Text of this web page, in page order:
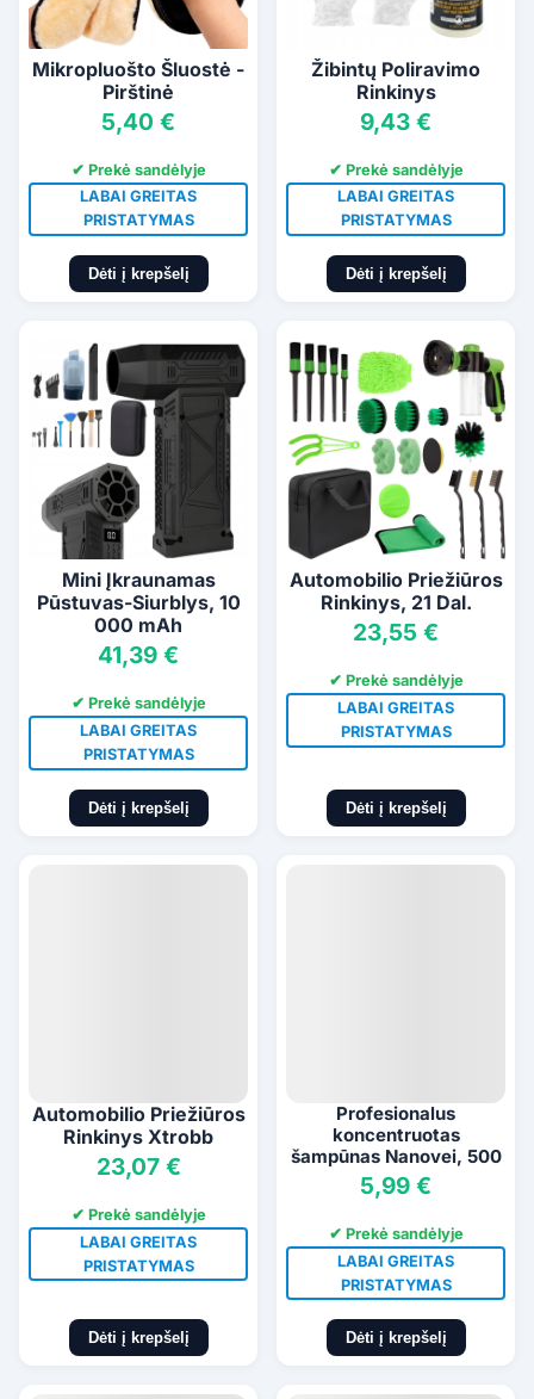
Mikropluošto Šluostė -
Pirštinė
5,40 €
✔ Prekė sandėlyje
LABAI GREITAS
PRISTATYMAS
Dėti į krepšelį
Žibintų Poliravimo
Rinkinys
9,43 €
✔ Prekė sandėlyje
LABAI GREITAS
PRISTATYMAS
Dėti į krepšelį
Mini Įkraunamas
Pūstuvas-Siurblys, 10
000 mAh
41,39 €
✔ Prekė sandėlyje
LABAI GREITAS
PRISTATYMAS
Dėti į krepšelį
Automobilio Priežiūros
Rinkinys, 21 Dal.
23,55 €
✔ Prekė sandėlyje
LABAI GREITAS
PRISTATYMAS
Dėti į krepšelį
Automobilio Priežiūros
Rinkinys Xtrobb
23,07 €
✔ Prekė sandėlyje
LABAI GREITAS
PRISTATYMAS
Dėti į krepšelį
Profesionalus
koncentruotas
šampūnas Nanovei, 500
ml
5,99 €
✔ Prekė sandėlyje
LABAI GREITAS
PRISTATYMAS
Dėti į krepšelį